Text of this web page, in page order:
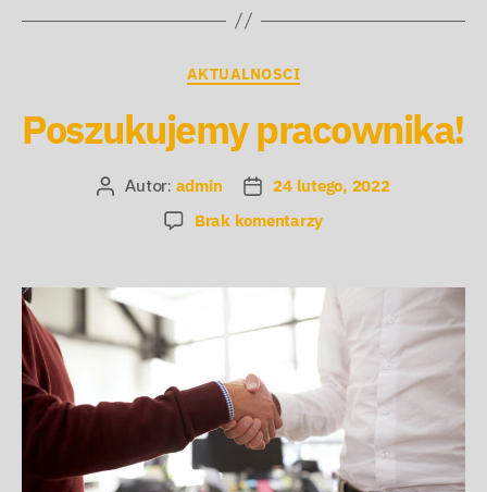
AKTUALNOSCI
Poszukujemy pracownika!
Autor: admin
24 lutego, 2022
Brak komentarzy